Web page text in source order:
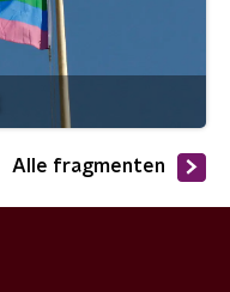
Alle fragmenten